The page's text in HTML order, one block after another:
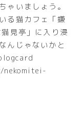
ゃいましょう。
る猫カフェ「鎌
見亭」に入り浸
んじゃないかと